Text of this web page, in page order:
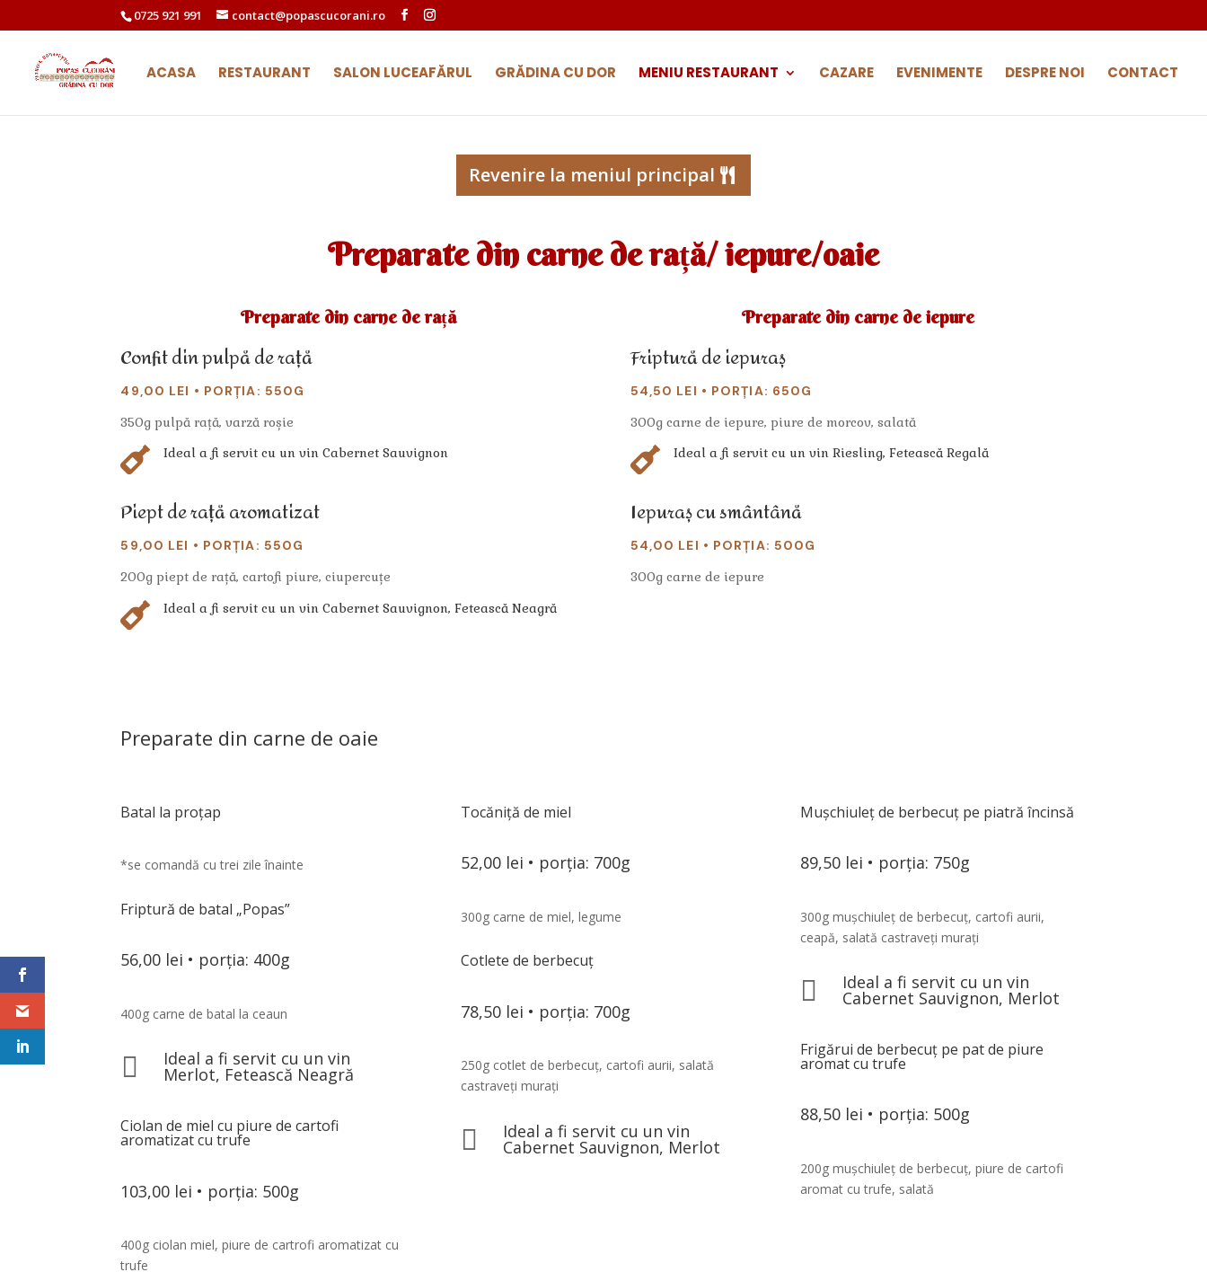
0725 921 991 contact@popascucorani.ro
ACASA RESTAURANT SALON LUCEAFĂRUL GRĂDINA CU DOR MENIU RESTAURANT CAZARE EVENIMENTE DESPRE NOI CONTACT
Revenire la meniul principal
Preparate din carne de rață/ iepure/oaie
Preparate din carne de rață
Confit din pulpă de rață
49,00 LEI • PORȚIA: 550G
350g pulpă rață, varză roșie
 Ideal a fi servit cu un vin Cabernet Sauvignon
Piept de rață aromatizat
59,00 LEI • PORȚIA: 550G
200g piept de rață, cartofi piure, ciupercuțe
 Ideal a fi servit cu un vin Cabernet Sauvignon, Fetească Neagră
Preparate din carne de iepure
Friptură de iepuraș
54,50 LEI • PORȚIA: 650G
300g carne de iepure, piure de morcov, salată
 Ideal a fi servit cu un vin Riesling, Fetească Regală
Iepuraș cu smântână
54,00 LEI • PORȚIA: 500G
300g carne de iepure
Preparate din carne de oaie
Batal la proțap
*se comandă cu trei zile înainte
Friptură de batal „Popas”
56,00 lei • porția: 400g
400g carne de batal la ceaun
 Ideal a fi servit cu un vin
Merlot, Fetească Neagră
Ciolan de miel cu piure de cartofi
aromatizat cu trufe
103,00 lei • porția: 500g
400g ciolan miel, piure de cartrofi aromatizat cu
trufe
Tocăniță de miel
52,00 lei • porția: 700g
300g carne de miel, legume
Cotlete de berbecuț
78,50 lei • porția: 700g
250g cotlet de berbecuț, cartofi aurii, salată
castraveți murați
 Ideal a fi servit cu un vin
Cabernet Sauvignon, Merlot
Mușchiuleț de berbecuț pe piatră încinsă
89,50 lei • porția: 750g
300g mușchiuleț de berbecuț, cartofi aurii,
ceapă, salată castraveți murați
 Ideal a fi servit cu un vin
Cabernet Sauvignon, Merlot
Frigărui de berbecuț pe pat de piure
aromat cu trufe
88,50 lei • porția: 500g
200g mușchiuleț de berbecuț, piure de cartofi
aromat cu trufe, salată